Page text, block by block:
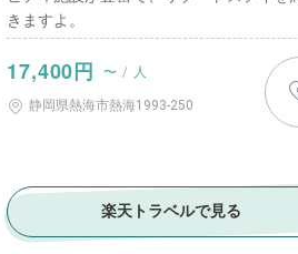
きますよ。
17,400円 〜 / 人
静岡県熱海市熱海1993-250
楽天トラベルで見る